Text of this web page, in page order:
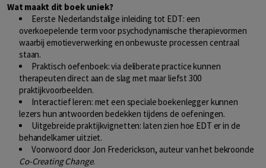
Wat maakt dit boek uniek?
Eerste Nederlandstalige inleiding tot EDT: een
overkoepelende term voor psychodynamische therapievormen
waarbij emotieverwerking en onbewuste processen centraal
staan.
Praktisch oefenboek: via deliberate practice kunnen
therapeuten direct aan de slag met maar liefst 300
praktijkvoorbeelden.
Interactief leren: met een speciale boekenlegger kunnen
lezers hun antwoorden bedekken tijdens de oefeningen.
Uitgebreide praktijkvignetten: laten zien hoe EDT er in de
behandelkamer uitziet.
Voorwoord door Jon Frederickson, auteur van het bekroonde
Co-Creating Change.